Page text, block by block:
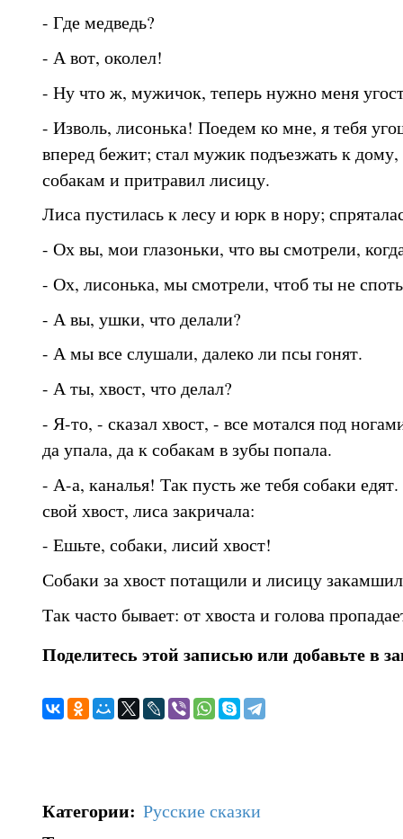
- Где медведь?
- А вот, околел!
- Ну что ж, мужичок, теперь нужно меня
- Изволь, лисонька! Поедем ко мне, я тебя
вперед бежит; стал мужик подъезжать к
собакам и притравил лисицу.
Лиса пустилась к лесу и юрк в нору;
- Ох вы, мои глазоньки, что вы смотрели,
- Ох, лисонька, мы смотрели, чтоб ты не
- А вы, ушки, что делали?
- А мы все слушали, далеко ли псы гонят.
- А ты, хвост, что делал?
- Я-то, - сказал хвост, - все мотался под
да упала, да к собакам в зубы попала.
- А-а, каналья! Так пусть же тебя собаки
свой хвост, лиса закричала:
- Ешьте, собаки, лисий хвост!
Собаки за хвост потащили и лисицу
Так часто бывает: от хвоста и голова
Поделитесь этой записью или добавьте в
Категории: Русские сказки